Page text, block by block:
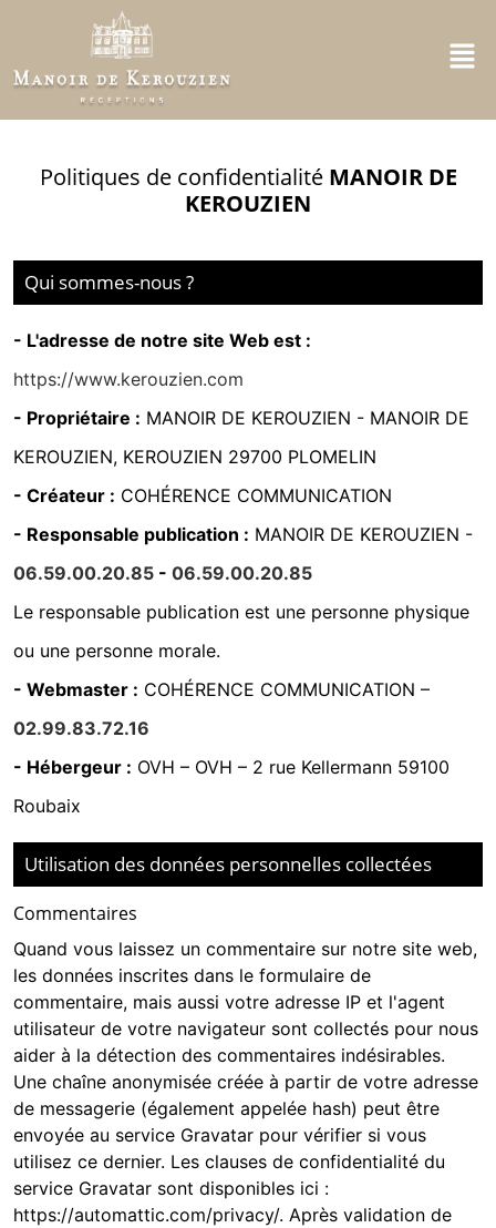
Politiques de confidentialité MANOIR DE
KEROUZIEN
Qui sommes-nous ?
- L'adresse de notre site Web est :
https://www.kerouzien.com
- Propriétaire : MANOIR DE KEROUZIEN - MANOIR DE
KEROUZIEN, KEROUZIEN 29700 PLOMELIN
- Créateur : COHÉRENCE COMMUNICATION
- Responsable publication : MANOIR DE KEROUZIEN -
06.59.00.20.85 - 06.59.00.20.85
Le responsable publication est une personne physique
ou une personne morale.
- Webmaster : COHÉRENCE COMMUNICATION –
02.99.83.72.16
- Hébergeur : OVH – OVH – 2 rue Kellermann 59100
Roubaix
Utilisation des données personnelles collectées
Commentaires
Quand vous laissez un commentaire sur notre site web,
les données inscrites dans le formulaire de
commentaire, mais aussi votre adresse IP et l'agent
utilisateur de votre navigateur sont collectés pour nous
aider à la détection des commentaires indésirables.
Une chaîne anonymisée créée à partir de votre adresse
de messagerie (également appelée hash) peut être
envoyée au service Gravatar pour vérifier si vous
utilisez ce dernier. Les clauses de confidentialité du
service Gravatar sont disponibles ici :
https://automattic.com/privacy/. Après validation de